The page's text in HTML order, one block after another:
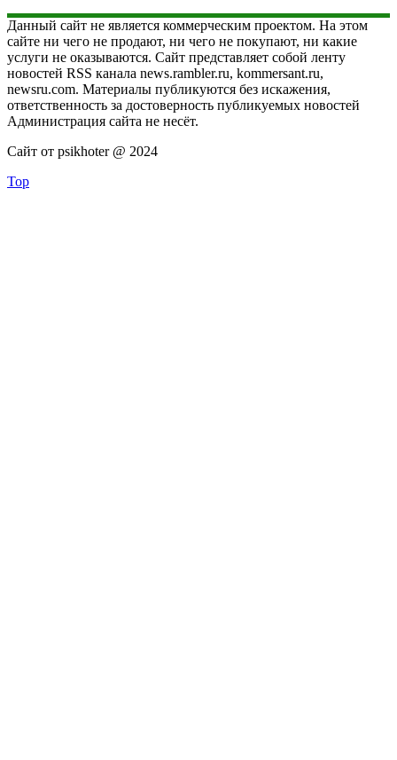
Данный сайт не является коммерческим проектом. На этом
сайте ни чего не продают, ни чего не покупают, ни какие
услуги не оказываются. Сайт представляет собой ленту
новостей RSS канала news.rambler.ru, kommersant.ru,
newsru.com. Материалы публикуются без искажения,
ответственность за достоверность публикуемых новостей
Администрация сайта не несёт.
Сайт от psikhoter @ 2024
Top